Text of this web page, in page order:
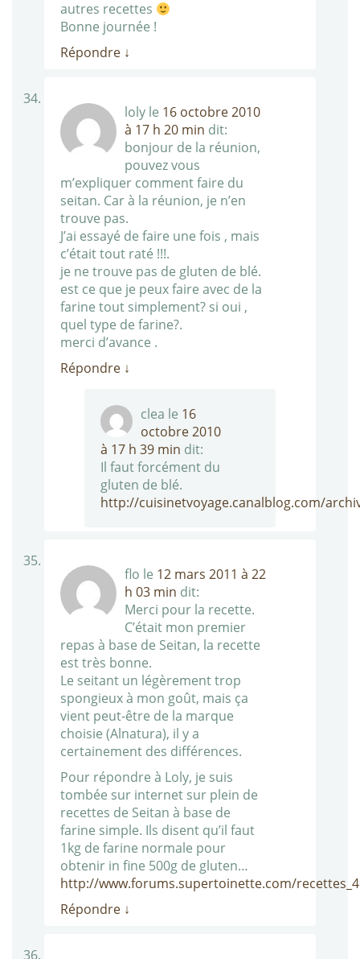
autres recettes
Bonne journée !
Répondre ↓
loly le 16 octobre 2010
à 17 h 20 min dit:
bonjour de la réunion,
pouvez vous
m’expliquer comment faire du
seitan. Car à la réunion, je n’en
trouve pas.
J’ai essayé de faire une fois , mais
c’était tout raté !!!.
je ne trouve pas de gluten de blé.
est ce que je peux faire avec de la
farine tout simplement? si oui ,
quel type de farine?.
merci d’avance .
Répondre ↓
clea le 16
octobre 2010
à 17 h 39 min dit:
Il faut forcément du
gluten de blé.
http://cuisinetvoyage.canalblog.com/
flo le 12 mars 2011 à 22
h 03 min dit:
Merci pour la recette.
C’était mon premier
repas à base de Seitan, la recette
est très bonne.
Le seitant un légèrement trop
spongieux à mon goût, mais ça
vient peut-être de la marque
choisie (Alnatura), il y a
certainement des différences.
Pour répondre à Loly, je suis
tombée sur internet sur plein de
recettes de Seitan à base de
farine simple. Ils disent qu’il faut
1kg de farine normale pour
obtenir in fine 500g de gluten…
http://www.forums.supertoinette.com/
Répondre ↓